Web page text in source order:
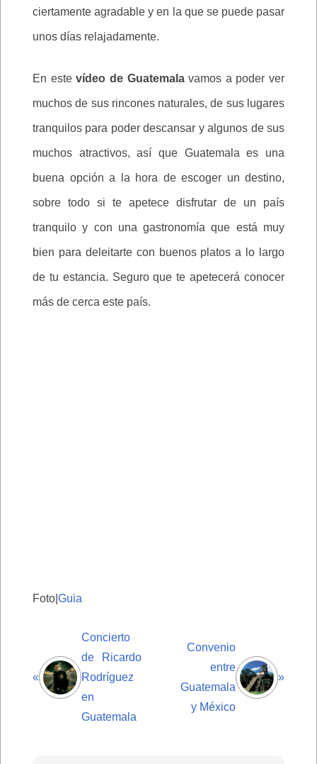
ciertamente agradable y en la que se puede pasar
unos días relajadamente.
En estevídeo de Guatemalavamos a poder ver
muchos de sus rincones naturales, de sus lugares
tranquilos para poder descansar y algunos de sus
muchos atractivos, así que Guatemala es una
buena opción a la hora de escoger un destino,
sobre todo si te apetece disfrutar de un país
tranquilo y con una gastronomía que está muy
bien para deleitarte con buenos platos a lo largo
de tu estancia. Seguro que te apetecerá conocer
más de cerca este país.
Foto| Guia
«
Concierto
de Ricardo
Rodríguez
en
Guatemala
Convenio
entre
Guatemala
y México
»